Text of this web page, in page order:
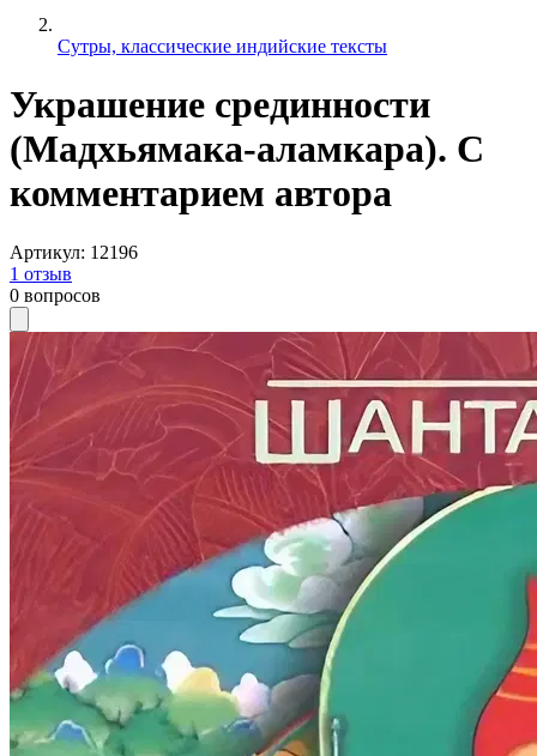
Сутры, классические индийские тексты
Украшение срединности
(Мадхьямака-аламкара). С
комментарием автора
Артикул: 12196
1 отзыв
0 вопросов